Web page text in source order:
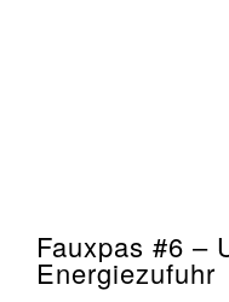
Fauxpas #6 –
Energiezufuhr